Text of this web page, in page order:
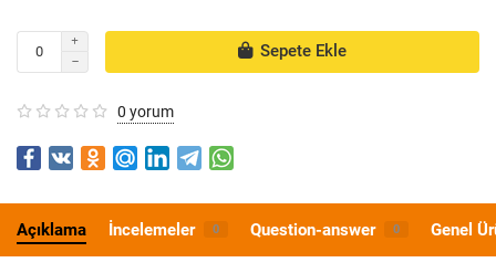
Sepete Ekle
0 yorum
Açıklama İncelemeler 0 Question-answer 0 Genel